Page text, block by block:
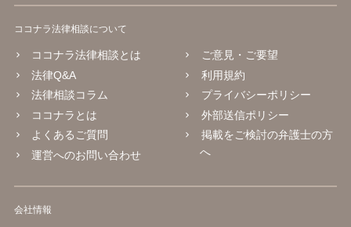
ココナラ法律相談について
ココナラ法律相談とは
法律Q&A
法律相談コラム
ココナラとは
よくあるご質問
運営へのお問い合わせ
ご意見・ご要望
利用規約
プライバシーポリシー
外部送信ポリシー
掲載をご検討の弁護士の方
へ
会社情報